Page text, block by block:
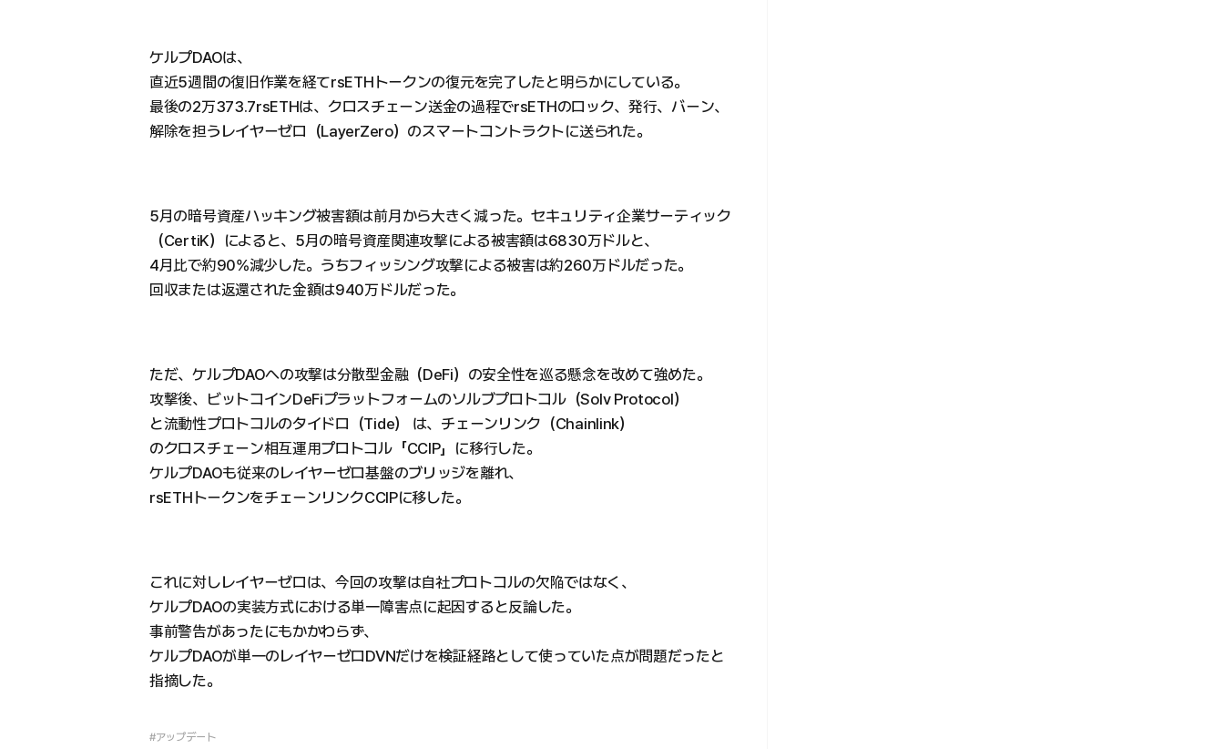
ケルプDAOは、
直近5週間の復旧作業を経てrsETHトークンの復元を完了したと明らかにしている。
最後の2万373.7rsETHは、クロスチェーン送金の過程でrsETHのロック、発行、バーン、
解除を担うレイヤーゼロ（LayerZero）のスマートコントラクトに送られた。
5月の暗号資産ハッキング被害額は前月から大きく減った。セキュリティ企業サーティック
（CertiK）によると、5月の暗号資産関連攻撃による被害額は6830万ドルと、
4月比で約90%減少した。うちフィッシング攻撃による被害は約260万ドルだった。
回収または返還された金額は940万ドルだった。
ただ、ケルプDAOへの攻撃は分散型金融（DeFi）の安全性を巡る懸念を改めて強めた。
攻撃後、ビットコインDeFiプラットフォームのソルブプロトコル（Solv Protocol）
と流動性プロトコルのタイドロ（Tide） は、チェーンリンク（Chainlink）
のクロスチェーン相互運用プロトコル「CCIP」に移行した。
ケルプDAOも従来のレイヤーゼロ基盤のブリッジを離れ、
rsETHトークンをチェーンリンクCCIPに移した。
これに対しレイヤーゼロは、今回の攻撃は自社プロトコルの欠陥ではなく、
ケルプDAOの実装方式における単一障害点に起因すると反論した。
事前警告があったにもかかわらず、
ケルプDAOが単一のレイヤーゼロDVNだけを検証経路として使っていた点が問題だったと
指摘した。
#アップデート